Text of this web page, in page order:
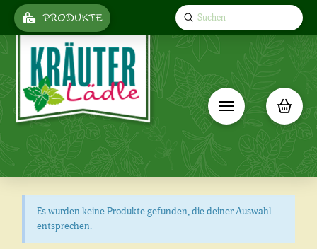
PRODUKTE Search
Submit
Es wurden keine Produkte gefunden, die deiner Auswahl
entsprechen.